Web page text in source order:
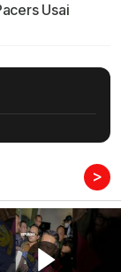
Usai
>